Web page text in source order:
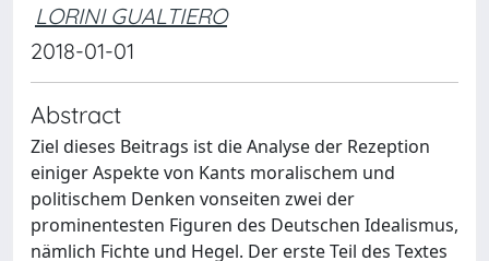
LORINI GUALTIERO
2018-01-01
Abstract
Ziel dieses Beitrags ist die Analyse der Rezeption
einiger Aspekte von Kants moralischem und
politischem Denken vonseiten zwei der
prominentesten Figuren des Deutschen Idealismus,
nämlich Fichte und Hegel. Der erste Teil des Textes